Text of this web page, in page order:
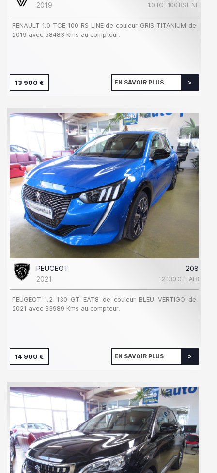
2019 1.0 TCE 100 RS LINE
RENAULT 1.0 TCE 100 RS LINE de couleur GRIS TITANIUM de
2019 avec 58483 Kms au compteur.
13 900 € EN SAVOIR PLUS
PEUGEOT
208
2021
1.2 130 GT EAT8
PEUGEOT 1.2 130 GT EAT8 de couleur BLEU VERTIGO de
2021 avec 33989 Kms au compteur.
14 900 € EN SAVOIR PLUS